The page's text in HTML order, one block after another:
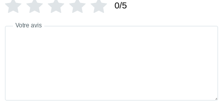
0/5
Votre avis